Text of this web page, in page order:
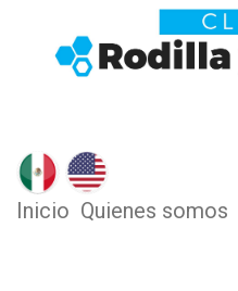
Inicio Quienes somos